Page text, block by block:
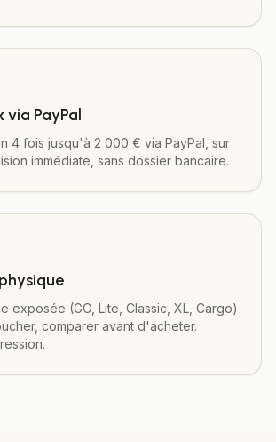
via PayPal
4 fois jusqu'à 2 000 € via PayPal, sur
immédiate, sans dossier bancaire.
exposée (GO, Lite, Classic, XL, Cargo)
comparer avant d'acheter.